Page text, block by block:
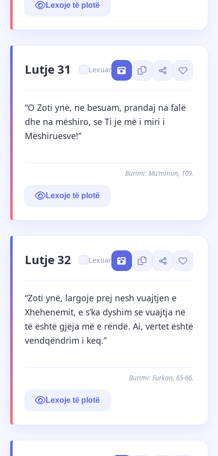
Lexoje të plotë
Lutje 31 Lexuar
“O Zoti ynë, ne besuam, prandaj na falë
dhe na mëshiro, se Ti je më i miri i
Mëshiruesve!”
Burimi: Mu’minun, 109.
Lexoje të plotë
Lutje 32 Lexuar
“Zoti ynë, largoje prej nesh vuajtjen e
Xhehenemit, e s’ka dyshim se vuajtja në
të është gjëja më e rëndë. Ai, vërtet është
vendqëndrim i keq.”
Burimi: Furkan, 65-66.
Lexoje të plotë